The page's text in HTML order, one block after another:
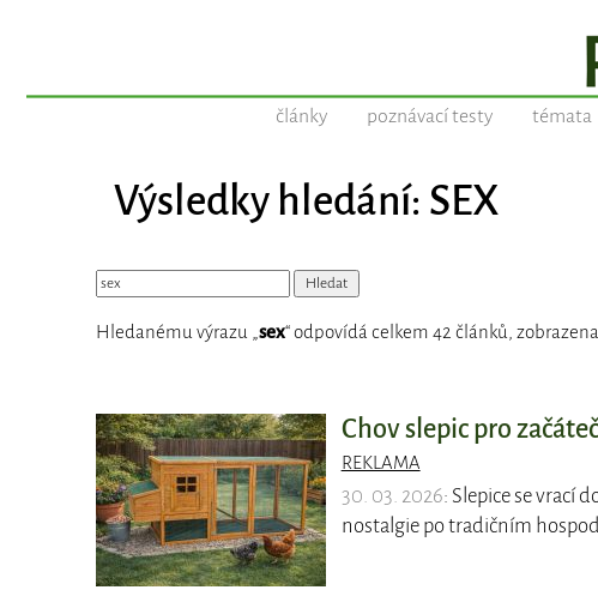
články poznávací testy témata
Výsledky hledání: SEX
Hledanému výrazu „ sex“ odpovídá celkem 42 článků,
Chov slepic pro
REKLAMA
30. 03. 2026: Slepice se vrací
nostalgie po tradičním